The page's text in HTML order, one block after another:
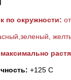
по окружности:
+125 С